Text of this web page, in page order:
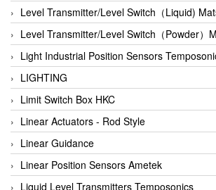
Auma
Autec
Auto Flow
Automatic valve
Aventics
Avproglobal
Axiomtek
AZBIL
B&C Electronics
Level Transmitter/Level Switch（Liquid)
Level Transmitter/Level Switch（Powder）
Light Industrial Position Sensors
LIGHTING
Limit Switch Box HKC
Linear Actuators - Rod Style
Linear Guidance
Linear Position Sensors Ametek
Liquid Level Transmitters Temposonics